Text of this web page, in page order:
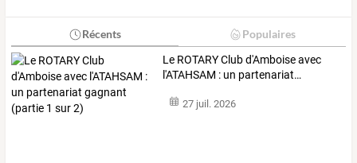
Récents Populaires
Le ROTARYClubd'Amboiseavec
l'ATAHSAM : un partenariat…
27 juil. 2026